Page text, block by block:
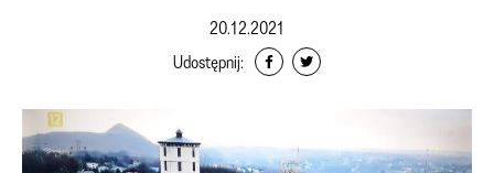
20.12.2021
Udostępnij: